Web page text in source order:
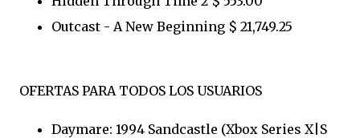
Outcast - A New Beginning $ 21,749.25
OFERTAS PARA TODOS LOS USUARIOS
Daymare: 1994 Sandcastle (Xbox Series X|S